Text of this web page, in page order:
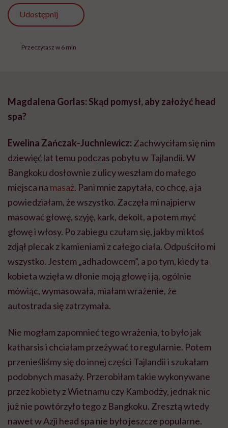
Udostępnij
Przeczytasz w 6 min
Magdalena Gorlas: Skąd pomysł, aby założyć head
spa?
Ewelina Zańczak-Juchniewicz: Zachwyciłam się nim
dziewięć lat temu podczas pobytu w Tajlandii. W
Bangkoku dosłownie z ulicy weszłam do małego
miejsca na masaż. Pani mnie zapytała, co chcę, a ja
powiedziałam, że wszystko. Zaczęła mi najpierw
masować głowę, szyję, kark, dekolt, a potem myć
głowę i włosy. Po zabiegu czułam się, jakby mi ktoś
zdjął plecak z kamieniami z całego ciała. Odpuściło mi
wszystko. Jestem „adhadowcem”, a po tym, kiedy ta
kobieta wzięła w dłonie moją głowę i ją, ogólnie
mówiąc, wymasowała, miałam wrażenie, że
autostrada się zatrzymała.
Nie mogłam zapomnieć tego wrażenia, to było jak
katharsis i chciałam przeżywać to regularnie. Potem
przenieśliśmy się do innej części Tajlandii i szukałam
podobnych masaży. Przerobiłam takie wykonywane
przez kobiety z Wietnamu czy Kambodży, jednak nic
już nie powtórzyło tego z Bangkoku. Zresztą wtedy
nawet w Azji head spa nie było jeszcze popularne.